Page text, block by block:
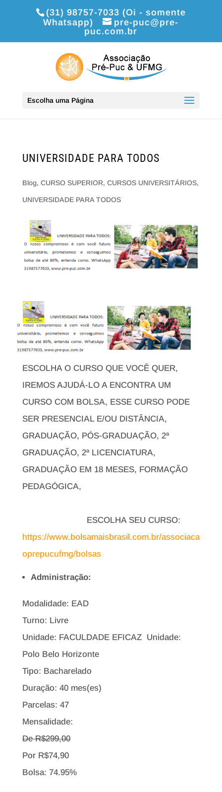
(31) 98757-7033 (Oi - somente
Whatsapp)
pre-puc@pre-
puc.com.br
Escolha uma Página
UNIVERSIDADE PARA TODOS
Blog, CURSO SUPERIOR, CURSOS UNIVERSITÁRIOS,
UNIVERSIDADE PARA TODOS
ESCOLHA O CURSO QUE VOCÊ QUER,
IREMOS AJUDÁ-LO A ENCONTRA UM
CURSO COM BOLSA, ESSE CURSO PODE
SER PRESENCIAL E/OU DISTÂNCIA,
GRADUAÇÃO, PÓS-GRADUAÇÃO, 2ª
GRADUAÇÃO, 2ª LICENCIATURA,
GRADUAÇÃO EM 18 MESES, FORMAÇÃO
PEDAGÓGICA,
ESCOLHA SEU CURSO:
https://www.bolsamaisbrasil.com.br/associaca
oprepucufmg/bolsas
Administração:
Modalidade: EAD
Turno: Livre
Unidade: FACULDADE EFICAZ Unidade:
Polo Belo Horizonte
Tipo: Bacharelado
Duração: 40 mes(es)
Parcelas: 47
Mensalidade:
De R$299,00
Por R$74,90
Bolsa: 74.95%